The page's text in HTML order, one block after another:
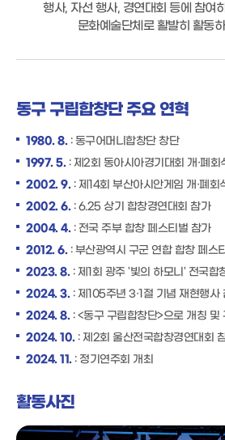
행사, 자선 행사, 경연대회 등에 참여
문화예술단체로 활발히 활동
동구 구립합창단 주요 연혁
1980. 8.: 동구어머니합창단 창단
1997. 5.: 제2회 동아시아경기대회 개·폐회
2002. 9.: 제14회 부산아시안게임 개·폐회
2002. 6.: 6.25 상기 합창경연대회 참가
2004. 4.: 전국 주부 합창 페스티벌 참가
2012. 6.: 부산광역시 구군 연합 합창 페스
2023. 8.: 제1회 광주 '빛의 하모니' 전국합
2024. 3.: 제105주년 3·1절 기념 재현행사
2024. 8.: <동구 구립합창단>으로 개칭 및
2024. 10.: 제2회 울산전국합창경연대회
2024. 11.: 정기연주회 개최
활동사진